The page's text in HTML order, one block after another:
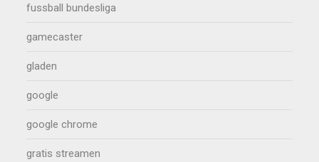
fussball bundesliga
gamecaster
gladen
google
google chrome
gratis streamen